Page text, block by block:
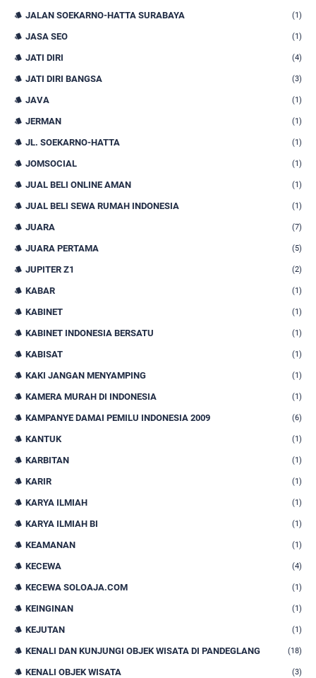
JALAN SOEKARNO-HATTA SURABAYA (1)
JASA SEO (1)
JATI DIRI (4)
JATI DIRI BANGSA (3)
JAVA (1)
JERMAN (1)
JL. SOEKARNO-HATTA (1)
JOMSOCIAL (1)
JUAL BELI ONLINE AMAN (1)
JUAL BELI SEWA RUMAH INDONESIA (1)
JUARA (7)
JUARA PERTAMA (5)
JUPITER Z1 (2)
KABAR (1)
KABINET (1)
KABINET INDONESIA BERSATU (1)
KABISAT (1)
KAKI JANGAN MENYAMPING (1)
KAMERA MURAH DI INDONESIA (1)
KAMPANYE DAMAI PEMILU INDONESIA 2009 (6)
KANTUK (1)
KARBITAN (1)
KARIR (1)
KARYA ILMIAH (1)
KARYA ILMIAH BI (1)
KEAMANAN (1)
KECEWA (4)
KECEWA SOLOAJA.COM (1)
KEINGINAN (1)
KEJUTAN (1)
KENALI DAN KUNJUNGI OBJEK WISATA DI PANDEGLANG (18)
KENALI OBJEK WISATA (3)